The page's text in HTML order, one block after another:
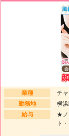
業種
チ
勤務地
横
給与
★ノ
ト